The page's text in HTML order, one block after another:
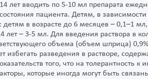
лет вводить по 5-10 мл препарата
пациента. Детям, в зависимости
детям в возрасте до 6 месяцев – 0,1–1
лет – 3-5 мл. Для введения раствора в
объема (объем шприца)
избегать разведения в растворе,
того, что на толерантность
которые иногда могут быть